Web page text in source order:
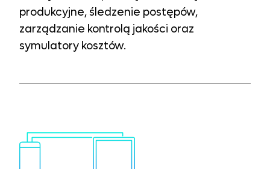
produkcyjne, śledzenie postępów,
zarządzanie kontrolą jakości oraz
symulatory kosztów.